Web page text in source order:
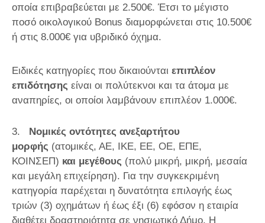
οποία επιβραβεύεται με 2.500€. Έτσι το μέγιστο
ποσό οικολογικού Bonus διαμορφώνεται στις 10.500€
ή στις 8.000€ για υβριδικό όχημα.
Ειδικές κατηγορίες που δικαιούνται επιπλέον
επιδότησης είναι οι πολύτεκνοι και τα άτομα με
αναπηρίες, οι οποίοι λαμβάνουν επιπλέον 1.000€.
3. Νομικές οντότητες ανεξαρτήτου
μορφής (ατομικές, ΑΕ, ΙΚΕ, ΕΕ, ΟΕ, ΕΠΕ,
ΚΟΙΝΣΕΠ) και μεγέθους (πολύ μικρή, μικρή, μεσαία
και μεγάλη επιχείρηση). Για την συγκεκριμένη
κατηγορία παρέχεται η δυνατότητα επιλογής έως
τριών (3) οχημάτων ή έως έξι (6) εφόσον η εταιρία
διαθέτει δραστηριότητα σε νησιωτικό Δήμο. Η